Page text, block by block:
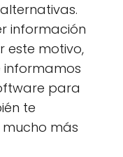
información
este motivo,
informamos
para
te
más